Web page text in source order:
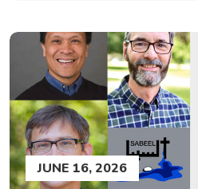
JUNE 16, 2026